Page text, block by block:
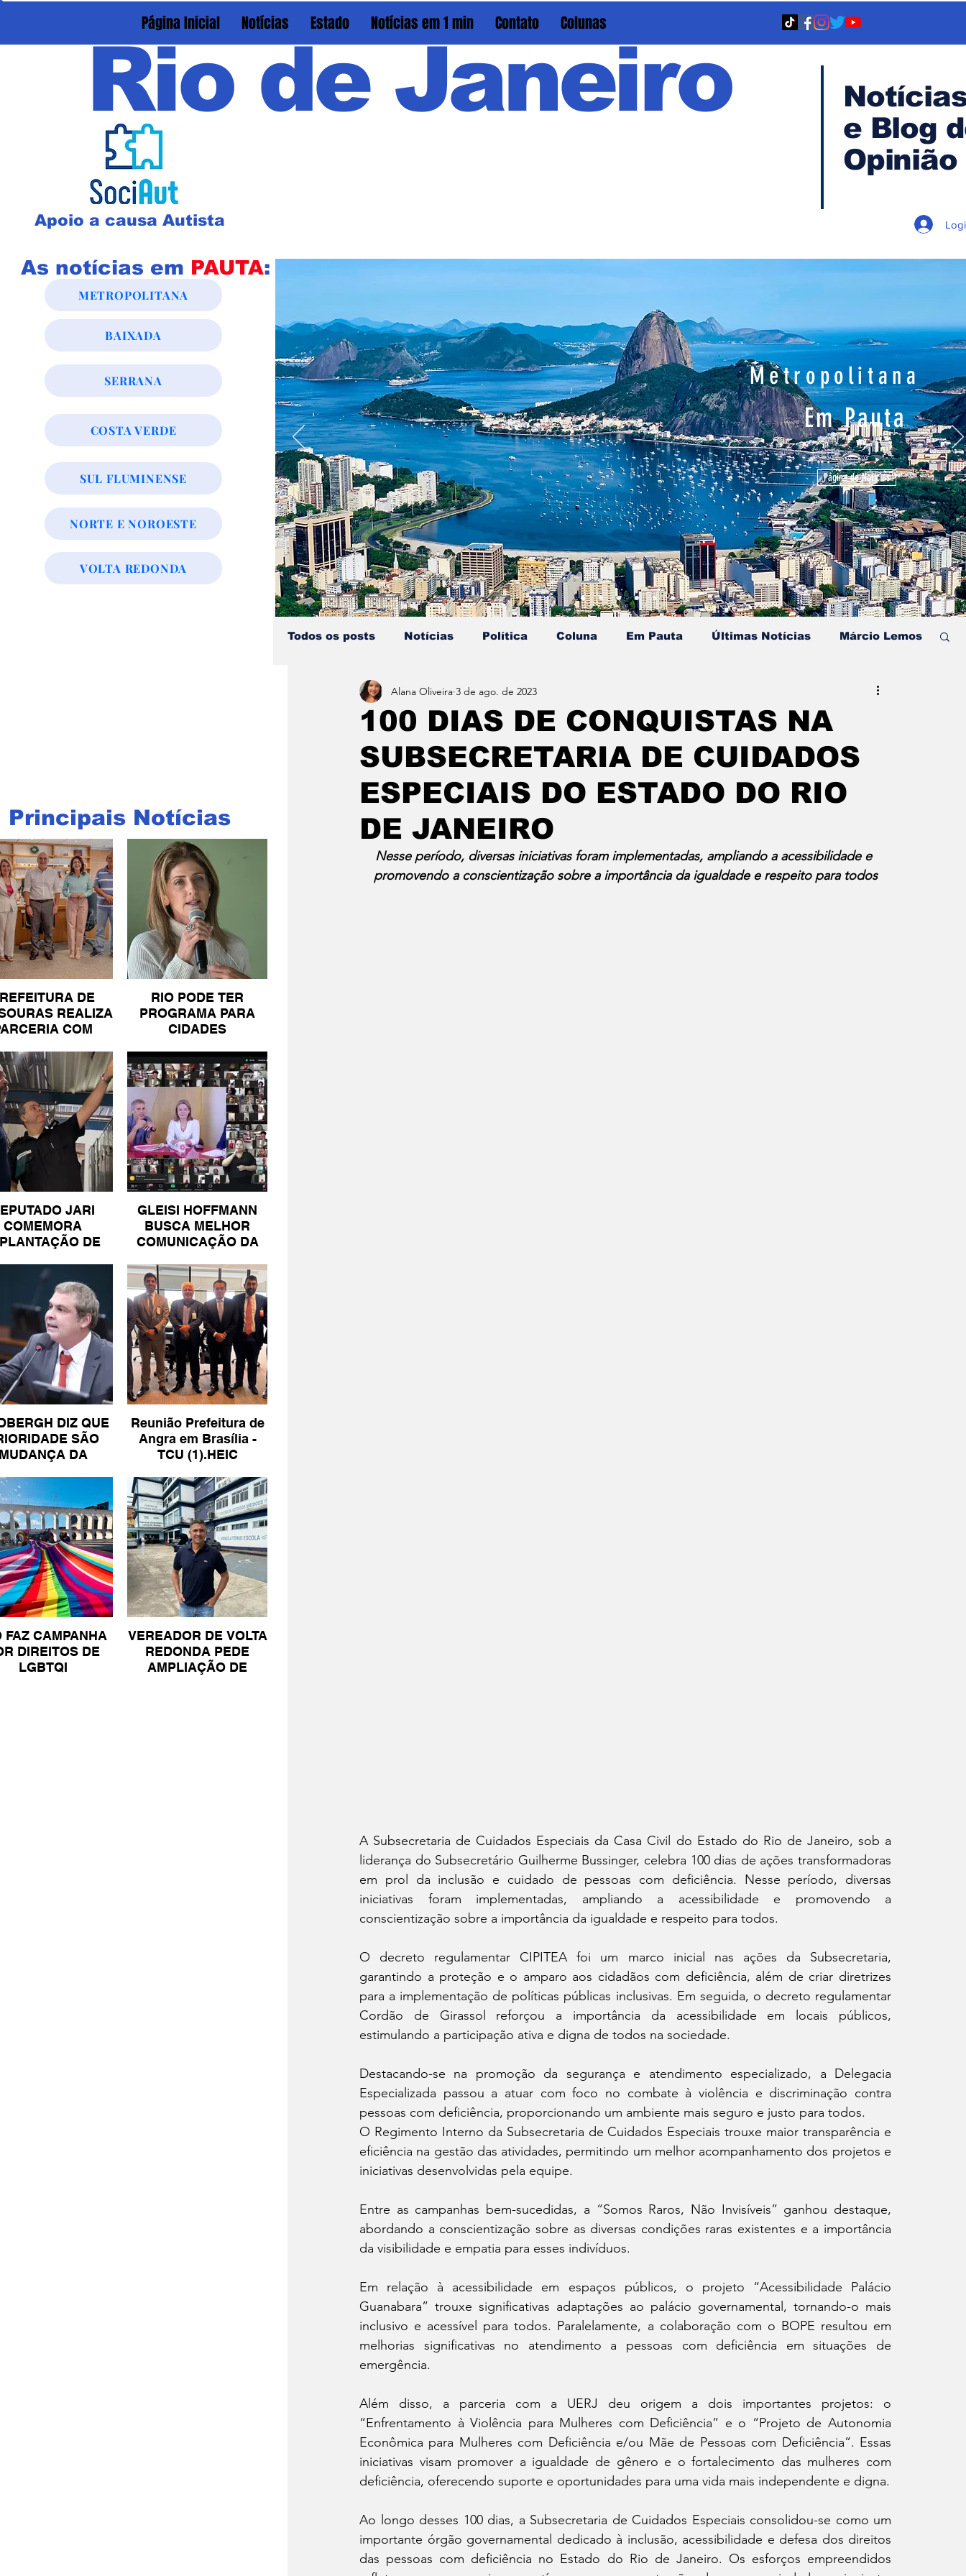
Página Inicial Notícias Estado Notícias em 1 min Contato Colunas
Rio de Janeiro
Apoio a causa Autista
e Blog
Opinião
As notícias em PAUTA:
METROPOLITANA
BAIXADA
SERRANA
COSTA VERDE
SUL FLUMINENSE
NORTE E NOROESTE
VOLTA REDONDA
Principais Notícias
DE
REALIZA
COM
RIO PODE TER
PROGRAMA PARA
CIDADES
JARI
COMEMORA
DE
GLEISI HOFFMANN
BUSCA MELHOR
COMUNICAÇÃO DA
DIZ QUE
SÃO
DA
DE IR
Reunião Prefeitura de
Angra em Brasília -
TCU (1).HEIC
FAZ CAMPANHA
DIREITOS DE
LGBTQI
VEREADOR DE VOLTA
REDONDA PEDE
AMPLIAÇÃO DE
Todos os posts Notícias Política Coluna Em Pauta Últimas Notícias Márcio Lemos
Estado do Rio Notícias em 1 min
Dois cafés e a conta Angra dos Reis Barra do Piraí Barra Mansa Pinheiral
100 DIAS DE CONQUISTAS NA
SUBSECRETARIA DE CUIDADOS
ESPECIAIS DO ESTADO DO RIO
DE JANEIRO
Alana Oliveira 3 de ago. de 2023
Nesse período, diversas iniciativas foram implementadas, ampliando a acessibilidade e
promovendo a conscientização sobre a importância da igualdade e respeito para todos
A Subsecretaria de Cuidados Especiais da Casa Civil do Estado do Rio de Janeiro, sob a
liderança do Subsecretário Guilherme Bussinger, celebra 100 dias de ações transformadoras
em prol da inclusão e cuidado de pessoas com deficiência. Nesse período, diversas
iniciativas foram implementadas, ampliando a acessibilidade e promovendo a
conscientização sobre a importância da igualdade e respeito para todos.
O decreto regulamentar CIPITEA foi um marco inicial nas ações da Subsecretaria,
garantindo a proteção e o amparo aos cidadãos com deficiência, além de criar diretrizes
para a implementação de políticas públicas inclusivas. Em seguida, o decreto regulamentar
Cordão de Girassol reforçou a importância da acessibilidade em locais públicos,
estimulando a participação ativa e digna de todos na sociedade.
Destacando-se na promoção da segurança e atendimento especializado, a Delegacia
Especializada passou a atuar com foco no combate à violência e discriminação contra
pessoas com deficiência, proporcionando um ambiente mais seguro e justo para todos.
O Regimento Interno da Subsecretaria de Cuidados Especiais trouxe maior transparência e
eficiência na gestão das atividades, permitindo um melhor acompanhamento dos projetos e
iniciativas desenvolvidas pela equipe.
Entre as campanhas bem-sucedidas, a “Somos Raros, Não Invisíveis” ganhou destaque,
abordando a conscientização sobre as diversas condições raras existentes e a importância
da visibilidade e empatia para esses indivíduos.
Em relação à acessibilidade em espaços públicos, o projeto “Acessibilidade Palácio
Guanabara” trouxe significativas adaptações ao palácio governamental, tornando-o mais
inclusivo e acessível para todos. Paralelamente, a colaboração com o BOPE resultou em
melhorias significativas no atendimento a pessoas com deficiência em situações de
emergência.
Além disso, a parceria com a UERJ deu origem a dois importantes projetos: o
“Enfrentamento à Violência para Mulheres com Deficiência” e o “Projeto de Autonomia
Econômica para Mulheres com Deficiência e/ou Mãe de Pessoas com Deficiência”. Essas
iniciativas visam promover a igualdade de gênero e o fortalecimento das mulheres com
deficiência, oferecendo suporte e oportunidades para uma vida mais independente e digna.
Ao longo desses 100 dias, a Subsecretaria de Cuidados Especiais consolidou-se como um
importante órgão governamental dedicado à inclusão, acessibilidade e defesa dos direitos
das pessoas com deficiência no Estado do Rio de Janeiro. Os esforços empreendidos
Metropolitana
Em Pauta
Página de Notícias